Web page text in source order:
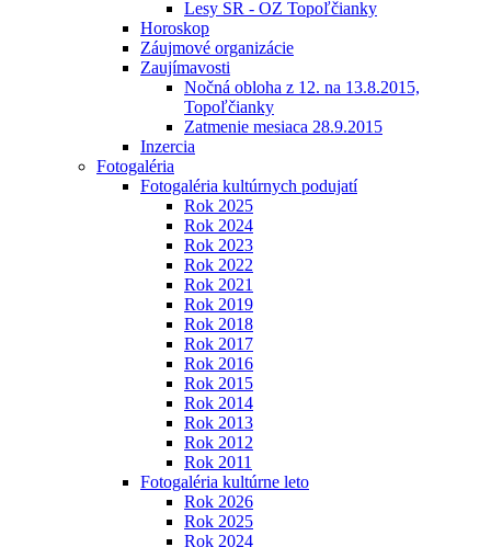
Lesy SR - OZ Topoľčianky
Horoskop
Záujmové organizácie
Zaujímavosti
Nočná obloha z 12. na 13.8.2015,
Topoľčianky
Zatmenie mesiaca 28.9.2015
Inzercia
Fotogaléria
Fotogaléria kultúrnych podujatí
Rok 2025
Rok 2024
Rok 2023
Rok 2022
Rok 2021
Rok 2019
Rok 2018
Rok 2017
Rok 2016
Rok 2015
Rok 2014
Rok 2013
Rok 2012
Rok 2011
Fotogaléria kultúrne leto
Rok 2026
Rok 2025
Rok 2024